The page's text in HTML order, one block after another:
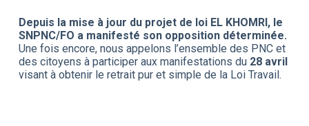
Depuis la mise à jour du projet de loi EL KHOMRI, le
SNPNC/FO a manifesté son opposition déterminée.
Une fois encore, nous appelons l’ensemble des PNC et
des citoyens à participer aux manifestations du 28 avril
visant à obtenir le retrait pur et simple de la Loi Travail.